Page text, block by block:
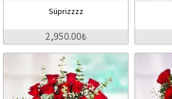
Süprizzzz
2,950.00₺